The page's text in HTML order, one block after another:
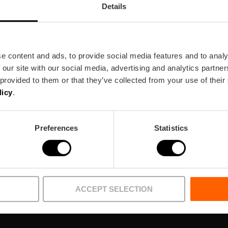
Details
content and ads, to provide social media features and to
site with our social media, advertising and analytics
to them or that they’ve collected from your use of
.
Preferences Statistics
ACCEPT SELECTION
Valencia!